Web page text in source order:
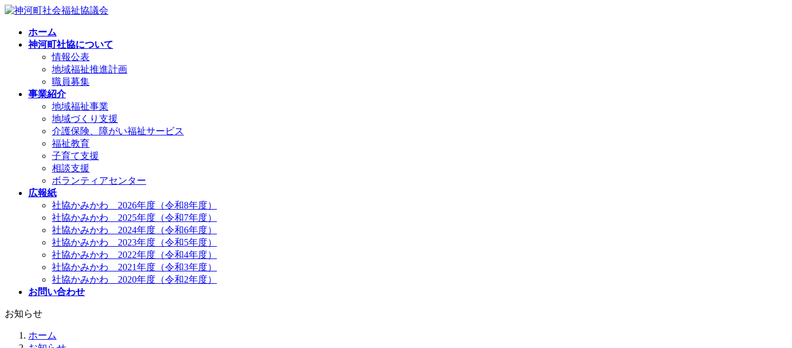
コ
ナ
ホーム
神河町社協について
情報公表
地域福祉推進計画
職員募集
事業紹介
地域福祉事業
地域づくり支援
介護保険、障がい福祉サービス
福祉教育
子育て支援
相談支援
ボランティアセンター
広報紙
社協かみかわ 2026年度（令和8年度）
社協かみかわ 2025年度（令和7年度）
社協かみかわ 2024年度（令和6年度）
社協かみかわ 2023年度（令和5年度）
社協かみかわ 2022年度（令和4年度）
社協かみかわ 2021年度（令和3年度）
社協かみかわ 2020年度（令和2年度）
お問い合わせ
お知らせ
ホーム